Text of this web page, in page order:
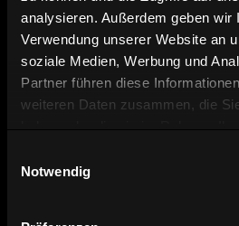
analysieren. Außerdem geben wir
Verwendung unserer Website an
soziale Medien, Werbung und
Partner führen diese
weiteren Daten zusammen, die
haben oder die sie im Rahmen
Notwendig
Broschüre und Katalog
Kontakt und